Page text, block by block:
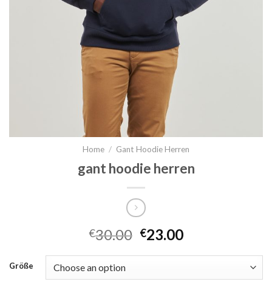
Home / Gant Hoodie Herren
gant hoodie herren
€30.00 €23.00
Größe